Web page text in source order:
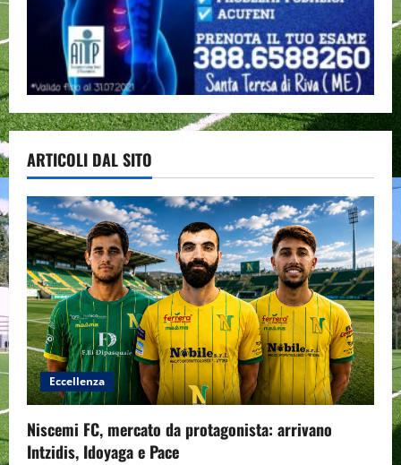
ARTICOLI DAL SITO
Eccellenza
Niscemi FC, mercato da protagonista: arrivano
Intzidis, Idoyaga e Pace